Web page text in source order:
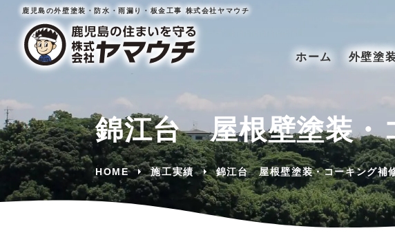
鹿児島の外壁塗装・防水・雨漏り・板金工事 株式会社ヤマウチ
ホーム 外壁塗
錦江台 屋根壁塗装・
HOME 施工実績 錦江台 屋根壁塗装・コーキング補